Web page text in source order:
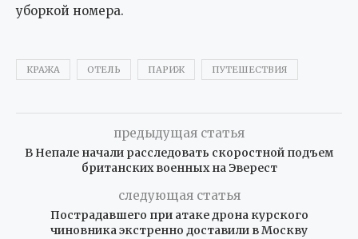
уборкой номера.
КРАЖА ОТЕЛЬ ПАРИЖ ПУТЕШЕСТВИЯ
предыдущая статья
В Непале начали расследовать скоростной подъем
британских военных на Эверест
следующая статья
Пострадавшего при атаке дрона курского
чиновника экстренно доставили в Москву